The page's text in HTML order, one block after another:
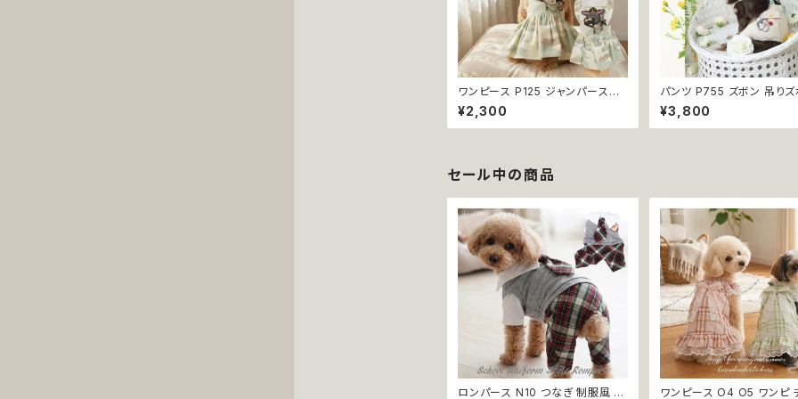
ワンピース P125 ジャンパースカ
ート ジャンスカ スカート 迷彩柄
カモフラ アーミー パステル カーキ
ドッグウエア dog 犬 猫 ペット 服
¥2,300
パンツ P755 ズボン 吊りズ
ボトムス 小型犬 犬 猫 ペッ
服 犬の服 猫服 猫の服 ドッ
ア おしゃれ かわいい お出
¥3,800
セール中の商品
ロンパース N10 つなぎ 制服風 チ ワンピース O4 O5 ワンピ